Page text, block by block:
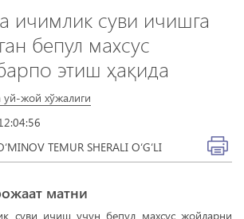
ичимлик суви ичишга
бепул махсус
этиш ҳақида
уй-жой хўжалиги
TEMUR SHERALI O‘G‘LI
матни
суви ичиш учун бепул махсус жойларни